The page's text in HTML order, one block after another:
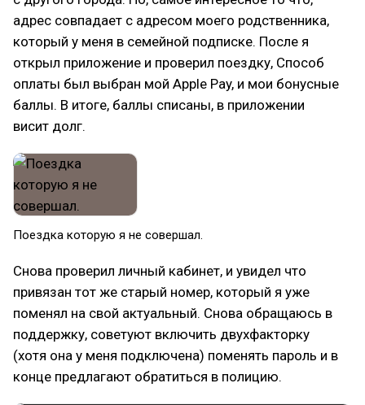
адрес совпадает с адресом моего родственника,
который у меня в семейной подписке. После я
открыл приложение и проверил поездку, Способ
оплаты был выбран мой Apple Pay, и мои бонусные
баллы. В итоге, баллы списаны, в приложении
висит долг.
Поездка которую я не совершал.
Снова проверил личный кабинет, и увидел что
привязан тот же старый номер, который я уже
поменял на свой актуальный. Снова обращаюсь в
поддержку, советуют включить двухфакторку
(хотя она у меня подключена) поменять пароль и в
конце предлагают обратиться в полицию.